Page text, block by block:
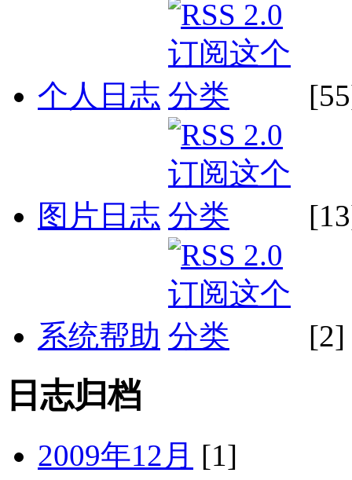
个人日志
图片日志
系统帮助 [2]
日志归档
2009年12月 [1]